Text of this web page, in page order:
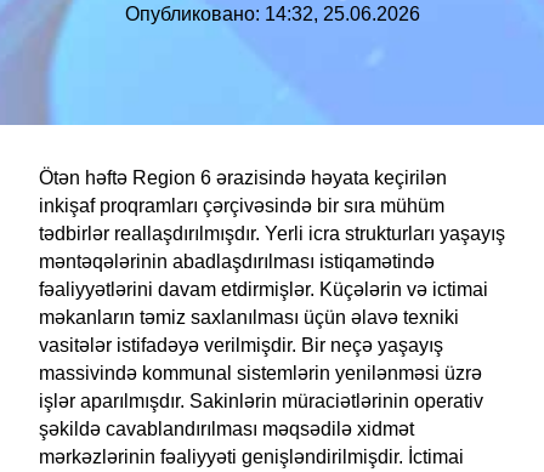
Опубликовано: 14:32, 25.06.2026
Ötən həftə Region 6 ərazisində həyata keçirilən
inkişaf proqramları çərçivəsində bir sıra mühüm
tədbirlər reallaşdırılmışdır. Yerli icra strukturları yaşayış
məntəqələrinin abadlaşdırılması istiqamətində
fəaliyyətlərini davam etdirmişlər. Küçələrin və ictimai
məkanların təmiz saxlanılması üçün əlavə texniki
vasitələr istifadəyə verilmişdir. Bir neçə yaşayış
massivində kommunal sistemlərin yenilənməsi üzrə
işlər aparılmışdır. Sakinlərin müraciətlərinin operativ
şəkildə cavablandırılması məqsədilə xidmət
mərkəzlərinin fəaliyyəti genişləndirilmişdir. İctimai